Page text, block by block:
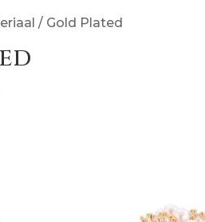
/ Gold Plated